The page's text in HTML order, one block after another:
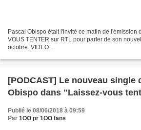
Pascal Obispo était l'invité ce matin de l'émission
VOUS TENTER sur RTL pour parler de son
octobre. VIDEO .
[PODCAST] Le nouveau single
Obispo dans "Laissez-vous
Publié le 08/06/2018 à 09:59
Par 1OO pr 1OO fans